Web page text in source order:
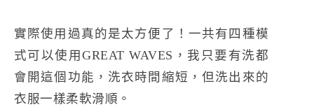
實際使用過真的是太方便了！一共有四種模
式可以使用GREAT WAVES，我只要有洗都
會開這個功能，洗衣時間縮短，但洗出來的
衣服一樣柔軟滑順。